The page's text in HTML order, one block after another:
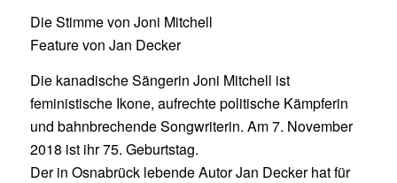
Die Stimme von Joni Mitchell
Feature von Jan Decker
Die kanadische Sängerin Joni Mitchell ist
feministische Ikone, aufrechte politische Kämpferin
und bahnbrechende Songwriterin. Am 7. November
2018 ist ihr 75. Geburtstag.
Der in Osnabrück lebende Autor Jan Decker hat für